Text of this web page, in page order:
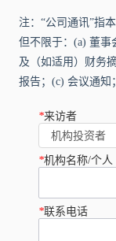
注：“公司通讯”指
但不限于：(a) 董事
及（如适用）财务
报告；(c) 会议通知
*来访者
机构投资者
*机构名称/个人
*联系电话